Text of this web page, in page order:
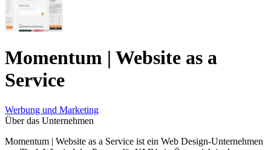
Momentum | Website as a
Service
Werbung und Marketing
Über das Unternehmen
Momentum | Website as a Service ist ein Web Design-Unternehmen